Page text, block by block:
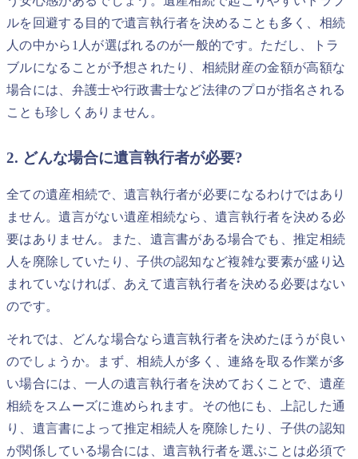
ルを回避する目的で遺言執行者を決めることも多く、相続
人の中から1人が選ばれるのが一般的です。ただし、トラ
ブルになることが予想されたり、相続財産の金額が高額な
場合には、弁護士や行政書士など法律のプロが指名される
ことも珍しくありません。
2. どんな場合に遺言執行者が必要?
全ての遺産相続で、遺言執行者が必要になるわけではあり
ません。遺言がない遺産相続なら、遺言執行者を決める必
要はありません。また、遺言書がある場合でも、推定相続
人を廃除していたり、子供の認知など複雑な要素が盛り込
まれていなければ、あえて遺言執行者を決める必要はない
のです。
それでは、どんな場合なら遺言執行者を決めたほうが良い
のでしょうか。まず、相続人が多く、連絡を取る作業が多
い場合には、一人の遺言執行者を決めておくことで、遺産
相続をスムーズに進められます。その他にも、上記した通
り、遺言書によって推定相続人を廃除したり、子供の認知
が関係している場合には、遺言執行者を選ぶことは必須で